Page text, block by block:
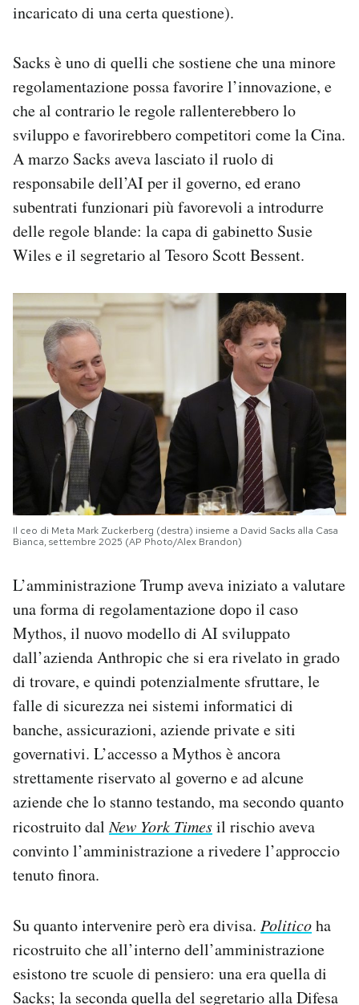
incaricato di una certa questione).
Sacks è uno di quelli che sostiene che una minore
regolamentazione possa favorire l’innovazione, e
che al contrario le regole rallenterebbero lo
sviluppo e favorirebbero competitori come la Cina.
A marzo Sacks aveva lasciato il ruolo di
responsabile dell’AI per il governo, ed erano
subentrati funzionari più favorevoli a introdurre
delle regole blande: la capa di gabinetto Susie
Wiles e il segretario al Tesoro Scott Bessent.
Il ceo di Meta Mark Zuckerberg (destra) insieme a David Sacks alla Casa
Bianca, settembre 2025 (AP Photo/Alex Brandon)
L’amministrazione Trump aveva iniziato a valutare
una forma di regolamentazione dopo il caso
Mythos, il nuovo modello di AI sviluppato
dall’azienda Anthropic che si era rivelato in grado
di trovare, e quindi potenzialmente sfruttare, le
falle di sicurezza nei sistemi informatici di
banche, assicurazioni, aziende private e siti
governativi. L’accesso a Mythos è ancora
strettamente riservato al governo e ad alcune
aziende che lo stanno testando, ma secondo quanto
ricostruito dalNew York Timesil rischio aveva
convinto l’amministrazione a rivedere l’approccio
tenuto finora.
Su quanto intervenire però era divisa. Politicoha
ricostruito che all’interno dell’amministrazione
esistono tre scuole di pensiero: una era quella di
Sacks; la seconda quella del segretario alla Difesa